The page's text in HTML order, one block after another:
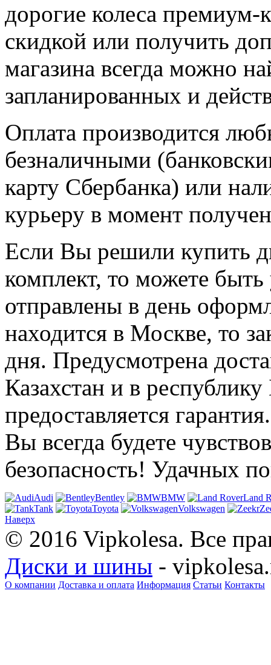
дорогие колеса премиум-
скидкой или получить
магазина всегда можно
запланированных и
Оплата производится
безналичными
карту Сбербанка) или
курьеру в момент
Если Вы решили купить
комплект, то можете
отправлены в день
находится в Москве, то
дня. Предусмотрена
Казахстан и в
предоставляется
Вы всегда будете
безопасность! Удачных
Audi Bentley BMW
Land
Tank
Toyota Volkswagen
Наверх
© 2016 Vipkolesa. Все
Диски и шины -
О компании Доставка и оплата Информация Статьи Контакты